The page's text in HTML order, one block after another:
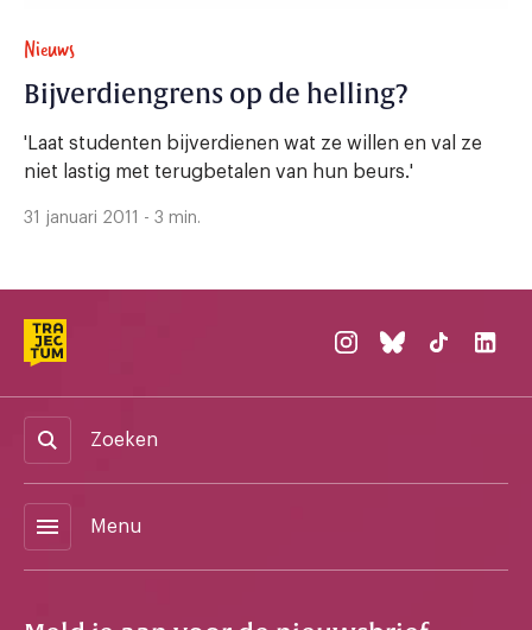
Nieuws
Bijverdiengrens op de helling?
'Laat studenten bijverdienen wat ze willen en val ze
niet lastig met terugbetalen van hun beurs.'
31 januari 2011 - 3 min.
Zoeken
menu Menu